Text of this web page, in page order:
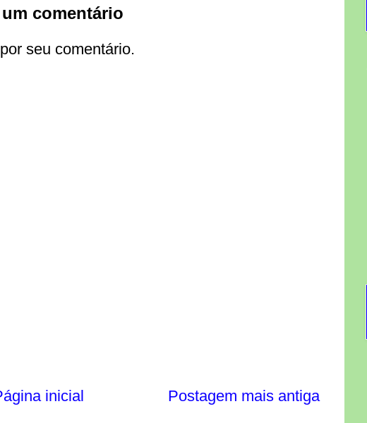
comentário
seu comentário.
Postagem mais antiga
inicial